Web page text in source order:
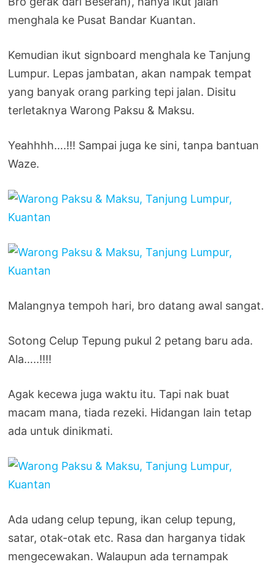
menghala ke Pusat Bandar Kuantan.
Kemudian ikut signboard menghala ke Tanjung
Lumpur. Lepas jambatan, akan nampak tempat
yang banyak orang parking tepi jalan. Disitu
terletaknya Warong Paksu & Maksu.
Yeahhhh….!!! Sampai juga ke sini, tanpa bantuan
Waze.
Malangnya tempoh hari, bro datang awal sangat.
Sotong Celup Tepung pukul 2 petang baru ada.
Ala…..!!!!
Agak kecewa juga waktu itu. Tapi nak buat
macam mana, tiada rezeki. Hidangan lain tetap
ada untuk dinikmati.
Ada udang celup tepung, ikan celup tepung,
satar, otak-otak etc. Rasa dan harganya tidak
mengecewakan. Walaupun ada ternampak